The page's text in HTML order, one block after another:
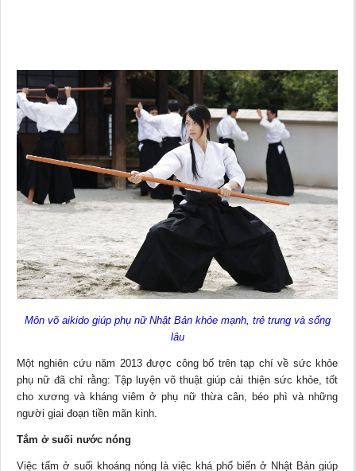
Môn võ aikido giúp phụ nữ Nhật Bản khỏe mạnh, trẻ trung và sống
lâu
Một nghiên cứu năm 2013 được công bố trên tạp chí về sức khỏe
phụ nữ đã chỉ rằng: Tập luyện võ thuật giúp cải thiện sức khỏe, tốt
cho xương và kháng viêm ở phụ nữ thừa cân, béo phì và những
người giai đoạn tiền mãn kinh.
Tắm ở suối nước nóng
Việc tấm ở suối khoáng nóng là việc khá phổ biến ở Nhật Bản giúp